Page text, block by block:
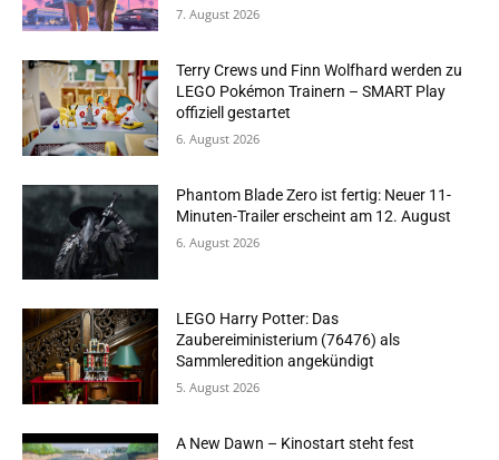
7. August 2026
Terry Crews und Finn Wolfhard werden zu
LEGO Pokémon Trainern – SMART Play
offiziell gestartet
6. August 2026
Phantom Blade Zero ist fertig: Neuer 11-
Minuten-Trailer erscheint am 12. August
6. August 2026
LEGO Harry Potter: Das
Zaubereiministerium (76476) als
Sammleredition angekündigt
5. August 2026
A New Dawn – Kinostart steht fest